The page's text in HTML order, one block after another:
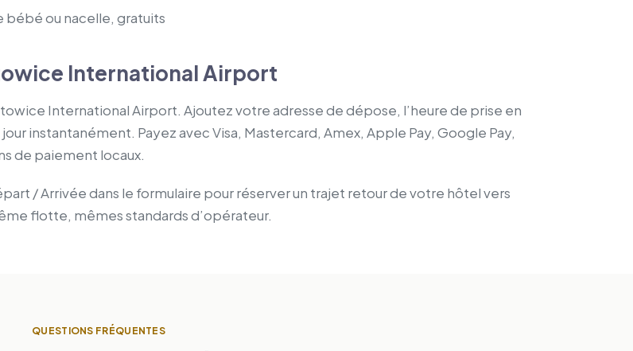
bébé ou nacelle, gratuits
International Airport
International Airport. Ajoutez votre adresse de dépose, l’heure de prise en
instantanément. Payez avec Visa, Mastercard, Amex, Apple Pay, Google Pay,
de paiement locaux.
/ Arrivée dans le formulaire pour réserver un trajet retour de votre hôtel vers
flotte, mêmes standards d’opérateur.
QUESTIONS FRÉQUENTES